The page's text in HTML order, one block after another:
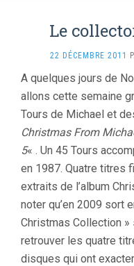
Le
22 DÉCEMBRE 2011
A quelques jours de
allons cette semaine
Tours de Michael et
Christmas From
5« . Un 45 Tours
en 1987. Quatre titres
extraits de l’album
noter qu’en 2009 sort
Christmas Collection
retrouver les quatre
disques qui ont